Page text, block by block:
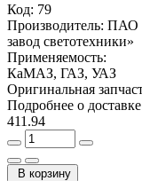
Код: 79
Производитель: ПАО
завод светотехники»
Применяемость:
КаМАЗ, ГАЗ, УАЗ
Оригинальная
Подробнее о доставке
411.94
В корзину